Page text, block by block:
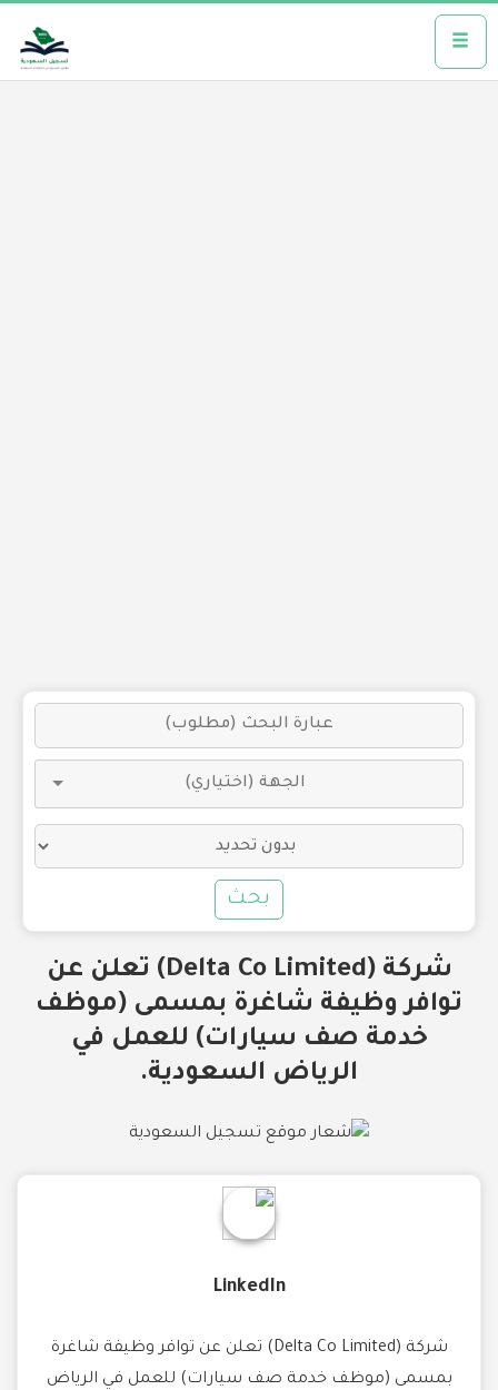
بحث
شركة (Delta Co Limited) تعلن عن
توافر وظيفة شاغرة بمسمى (موظف
خدمة صف سيارات) للعمل في
الرياض السعودية.
LinkedIn
شركة (Delta Co Limited) تعلن عن توافر وظيفة شاغرة
بمسمى (موظف خدمة صف سيارات) للعمل في الرياض